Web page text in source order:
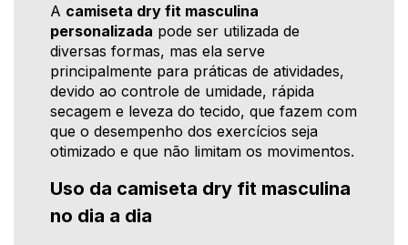
A camiseta dry fit masculina
personalizada pode ser utilizada de
diversas formas, mas ela serve
principalmente para práticas de atividades,
devido ao controle de umidade, rápida
secagem e leveza do tecido, que fazem com
que o desempenho dos exercícios seja
otimizado e que não limitam os movimentos.
Uso da camiseta dry fit masculina
no dia a dia